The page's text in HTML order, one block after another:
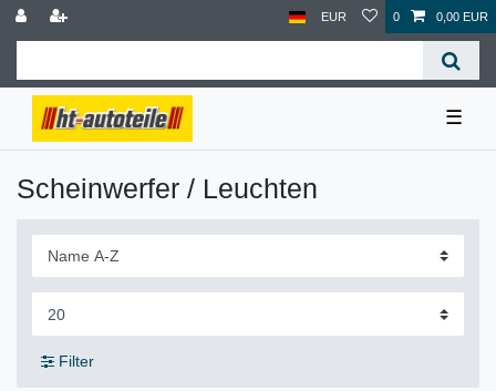
EUR 0 0,00 EUR
☰
Scheinwerfer / Leuchten
Filter